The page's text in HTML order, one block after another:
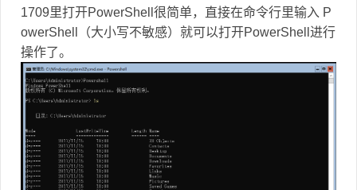
1709里打开PowerShell很简单，直接在命令行里输入 P
owerShell（大小写不敏感）就可以打开PowerShell进行
操作了。